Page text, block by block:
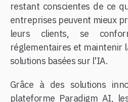
restant conscientes de ce
entreprises peuvent mieux
leurs clients, se
réglementaires et maintenir
solutions basées sur l'IA.
Grâce à des solutions
plateforme Paradigm AI,